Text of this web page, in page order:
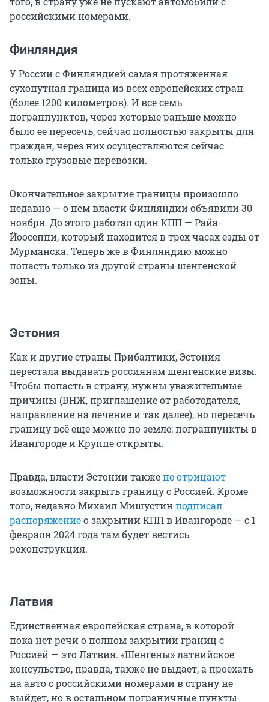
российскими номерами.
Финляндия
У России с Финляндией самая протяженная
сухопутная граница из всех европейских стран
(более 1200 километров). И все семь
погранпунктов, через которые раньше можно
было ее пересечь, сейчас полностью закрыты для
граждан, через них осуществляются сейчас
только грузовые перевозки.
Окончательное закрытие границы произошло
недавно — о нем власти Финляндии объявили 30
ноября. До этого работал один КПП — Райа-
Йоосеппи, который находится в трех часах езды от
Мурманска. Теперь же в Финляндию можно
попасть только из другой страны шенгенской
зоны.
Эстония
Как и другие страны Прибалтики, Эстония
перестала выдавать россиянам шенгенские визы.
Чтобы попасть в страну, нужны уважительные
причины (ВНЖ, приглашение от работодателя,
направление на лечение и так далее), но пересечь
границу всё еще можно по земле: погранпункты в
Ивангороде и Круппе открыты.
Правда, власти Эстонии такжене отрицают
возможности закрыть границу с Россией. Кроме
того, недавно Михаил Мишустинподписал
распоряжениео закрытии КПП в Ивангороде — с 1
февраля 2024 года там будет вестись
реконструкция.
Латвия
Единственная европейская страна, в которой
пока нет речи о полном закрытии границ с
Россией — это Латвия. «Шенгены» латвийское
консульство, правда, также не выдает, а проехать
на авто с российскими номерами в страну не
выйдет, но в остальном пограничные пункты